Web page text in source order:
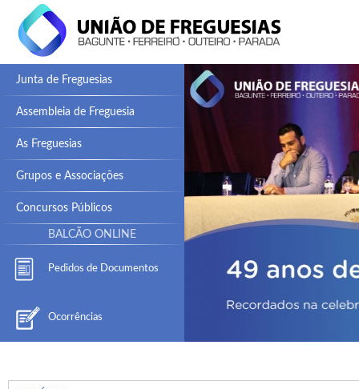
Junta de Freguesias
Assembleia de Freguesia
As Freguesias
Grupos e Associações
Concursos Públicos
BALCÃO ONLINE
Pedidos de Documentos
Ocorrências